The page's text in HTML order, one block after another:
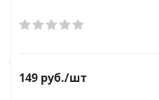
149 руб./шт